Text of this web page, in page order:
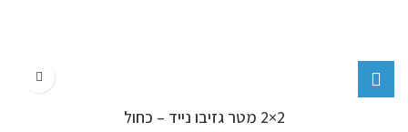
2×2 מטר גזיבו נייד – כחול